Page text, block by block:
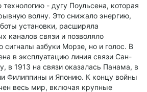
- дугу Поульсена, которая
волну. Это снижало энергию,
установки, расширяла
каналов связи и позволяло
сигналы азбуки Морзе, но и голос. В
в эксплуатацию линия связи Сан-
в 1913 на связи оказалась Панама, в
Филиппины и Японию. К концу войны
весь мир, включая крупные